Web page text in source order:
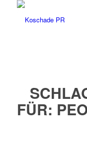
FÜR: